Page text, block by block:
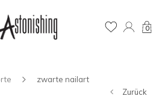
0
zwarte nailart
Zurück